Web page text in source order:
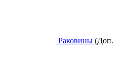
Раковины (Доп.